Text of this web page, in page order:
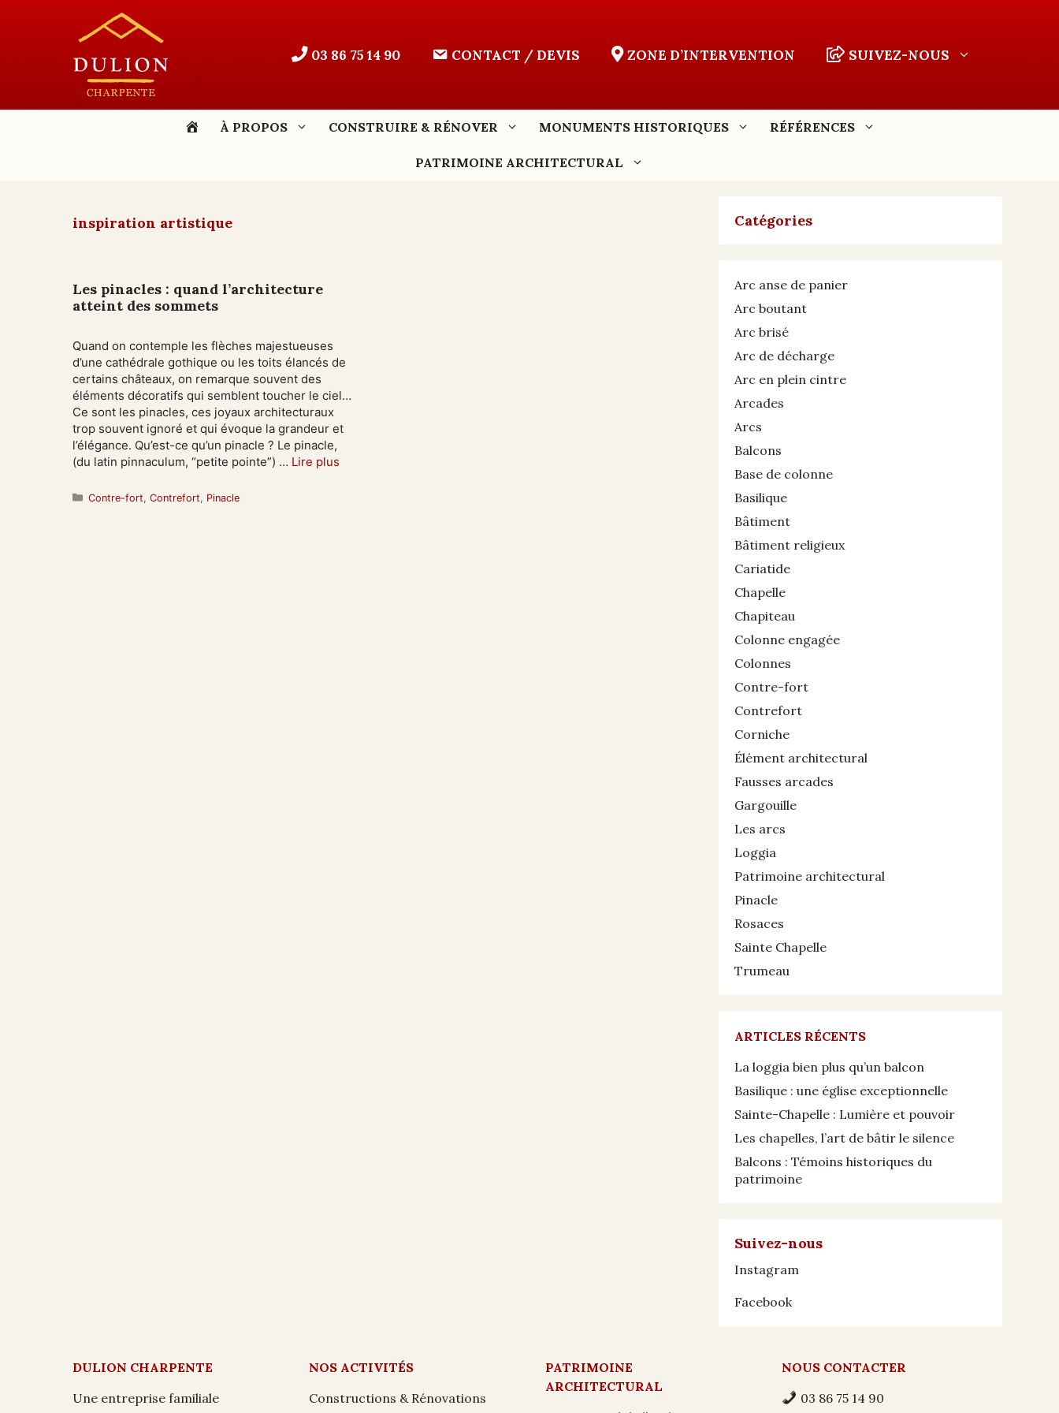
03 86 75 14 90 CONTACT / DEVIS ZONE D’INTERVENTION SUIVEZ-NOUS
ACCUEIL
À PROPOS CONSTRUIRE & RÉNOVER MONUMENTS HISTORIQUES RÉFÉRENCES
PATRIMOINE ARCHITECTURAL
inspiration artistique
Les pinacles : quand l’architecture
atteint des sommets
Quand on contemple les flèches majestueuses
d’une cathédrale gothique ou les toits élancés de
certains châteaux, on remarque souvent des
éléments décoratifs qui semblent toucher le ciel…
Ce sont les pinacles, ces joyaux architecturaux
trop souvent ignoré et qui évoque la grandeur et
l’élégance. Qu’est-ce qu’un pinacle ? Le pinacle,
(du latin pinnaculum, “petite pointe”) … Lire plus
Catégories
Contre-fort,Contrefort, Pinacle
Catégories
Arc anse de panier
Arc boutant
Arc brisé
Arc de décharge
Arc en plein cintre
Arcades
Arcs
Balcons
Base de colonne
Basilique
Bâtiment
Bâtiment religieux
Cariatide
Chapelle
Chapiteau
Colonne engagée
Colonnes
Contre-fort
Contrefort
Corniche
Élément architectural
Fausses arcades
Gargouille
Les arcs
Loggia
Patrimoine architectural
Pinacle
Rosaces
Sainte Chapelle
Trumeau
ARTICLES RÉCENTS
La loggia bien plus qu’un balcon
Basilique : une église exceptionnelle
Sainte-Chapelle : Lumière et pouvoir
Les chapelles, l’art de bâtir le silence
Balcons : Témoins historiques du
patrimoine
Suivez-nous
Instagram
Facebook
DULION CHARPENTE
Une entreprise familiale
NOS ACTIVITÉS
Constructions & Rénovations
PATRIMOINE
ARCHITECTURAL
NOUS CONTACTER
03 86 75 14 90